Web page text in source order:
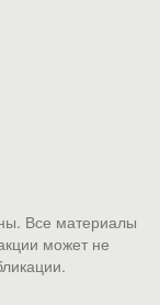
Все материалы
может не